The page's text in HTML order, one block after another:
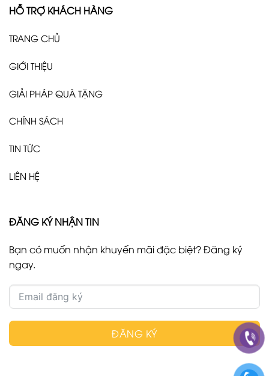
HỖ TRỢ KHÁCH HÀNG
TRANG CHỦ
GIỚI THIỆU
GIẢI PHÁP QUÀ TẶNG
CHÍNH SÁCH
TIN TỨC
LIÊN HỆ
ĐĂNG KÝ NHẬN TIN
Bạn có muốn nhận khuyến mãi đặc biệt? Đăng ký
ngay.
ĐĂNG KÝ